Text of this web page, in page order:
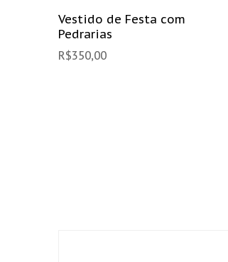
Vestido de Festa com
Pedrarias
R$350,00